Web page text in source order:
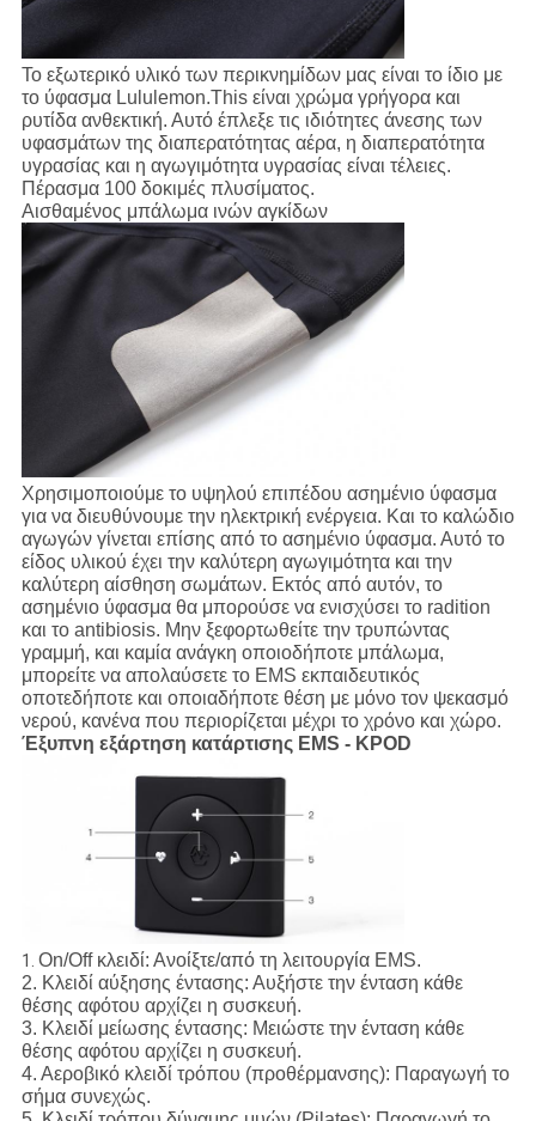
Το εξωτερικό υλικό των περικνημίδων μας είναι το ίδιο με
το ύφασμα Lululemon.This είναι χρώμα γρήγορα και
ρυτίδα ανθεκτική. Αυτό έπλεξε τις ιδιότητες άνεσης των
υφασμάτων της διαπερατότητας αέρα, η διαπερατότητα
υγρασίας και η αγωγιμότητα υγρασίας είναι τέλειες.
Πέρασμα 100 δοκιμές πλυσίματος.
Αισθαμένος μπάλωμα ινών αγκίδων
Χρησιμοποιούμε το υψηλού επιπέδου ασημένιο ύφασμα
για να διευθύνουμε την ηλεκτρική ενέργεια. Και το καλώδιο
αγωγών γίνεται επίσης από το ασημένιο ύφασμα. Αυτό το
είδος υλικού έχει την καλύτερη αγωγιμότητα και την
καλύτερη αίσθηση σωμάτων. Εκτός από αυτόν, το
ασημένιο ύφασμα θα μπορούσε να ενισχύσει το radition
και το antibiosis. Μην ξεφορτωθείτε την τρυπώντας
γραμμή, και καμία ανάγκη οποιοδήποτε μπάλωμα,
μπορείτε να απολαύσετε το EMS εκπαιδευτικός
οποτεδήποτε και οποιαδήποτε θέση με μόνο τον ψεκασμό
νερού, κανένα που περιορίζεται μέχρι το χρόνο και χώρο.
Έξυπνη εξάρτηση κατάρτισης EMS - KPOD
1. On/Off κλειδί: Ανοίξτε/από τη λειτουργία EMS.
2. Κλειδί αύξησης έντασης: Αυξήστε την ένταση κάθε
θέσης αφότου αρχίζει η συσκευή.
3. Κλειδί μείωσης έντασης: Μειώστε την ένταση κάθε
θέσης αφότου αρχίζει η συσκευή.
4. Αεροβικό κλειδί τρόπου (προθέρμανσης): Παραγωγή το
σήμα συνεχώς.